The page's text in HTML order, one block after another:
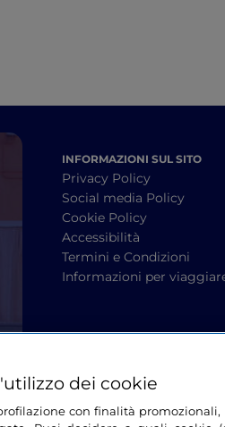
INFORMAZIONI SUL SITO
Privacy Policy
Social media Policy
Cookie Policy
Accessibilità
Termini e Condizioni
Informazioni per
dei cookie
con finalità